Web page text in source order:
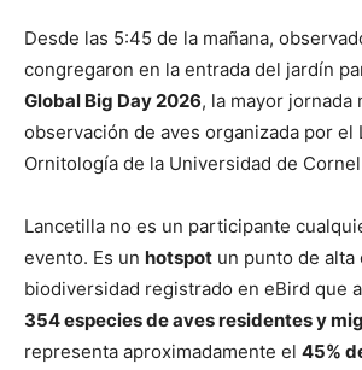
Desde las 5:45 de la mañana,
congregaron en la entrada del jardín
Global Big Day 2026, la mayor jornada
observación de aves organizada por el
Ornitología de la Universidad de
Lancetilla no es un participante
evento. Es un hotspot un punto de
biodiversidad registrado en eBird que
354 especies de aves residentes y
representa aproximadamente el 45%